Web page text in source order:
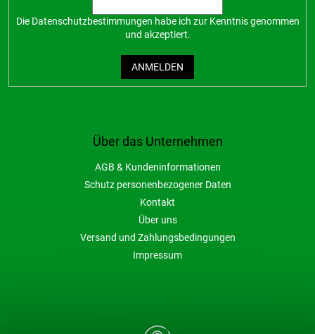
Über das Unternehmen
AGB & Kundeninformationen
Schutz personenbezogener Daten
Kontakt
Über uns
Versand und Zahlungsbedingungen
Impressum
Die Datenschutzbestimmungen habe ich zur Kenntnis genommen
und akzeptiert.
ANMELDEN